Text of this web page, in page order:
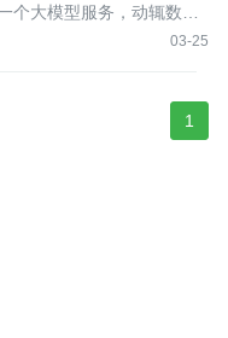
03-25
个大模型服务，动辄数分
秒冷启动耗时拆解开：6
1